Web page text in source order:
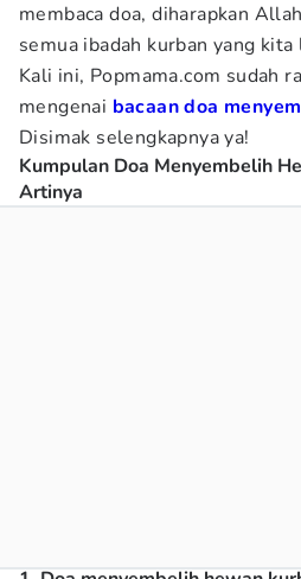
membaca doa, diharapkan
semua ibadah kurban yang kita
Kali ini, Popmama.com sudah
mengenai bacaan doa
Disimak selengkapnya ya!
Kumpulan Doa Menyembelih
Artinya